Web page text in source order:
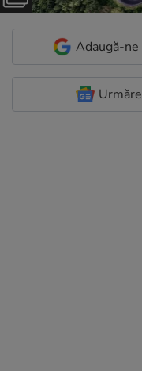
Adaugă-ne